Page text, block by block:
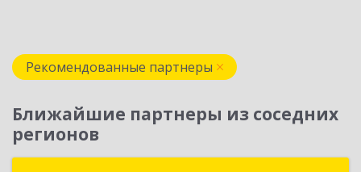
Рекомендованные партнеры
Ближайшие партнеры из соседних
регионов